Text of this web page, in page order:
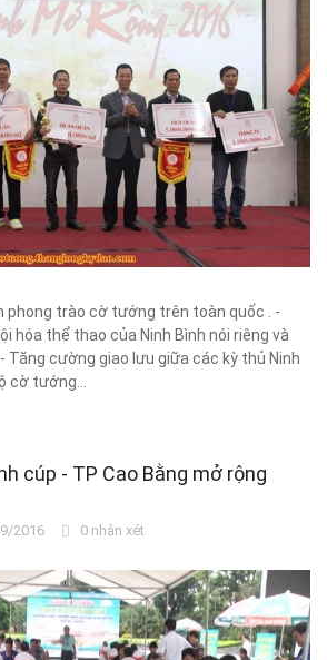
phong trào cờ tướng trên toàn quốc . -
hóa thể thao của Ninh Bình nói riêng và
Tăng cường giao lưu giữa các kỳ thủ Ninh
cờ tướng...
cúp - TP Cao Bằng mở rộng
2016 0 nhận xét